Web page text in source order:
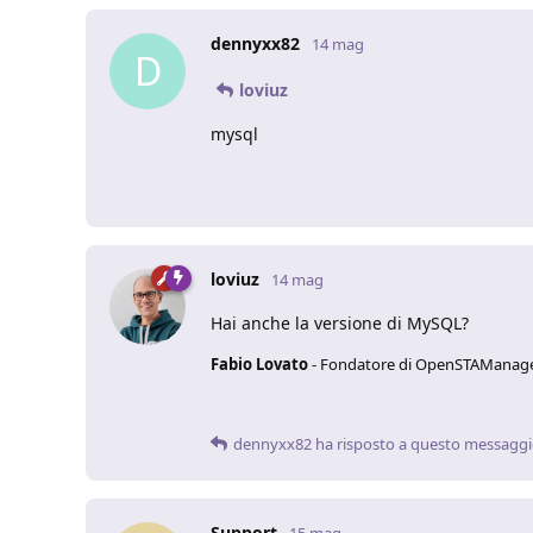
D
dennyxx82 14 mag
loviuz
mysql
loviuz 14 mag
Hai anche la versione di MySQL?
Fabio Lovato- Fondatore di
dennyxx82 ha risposto a questo